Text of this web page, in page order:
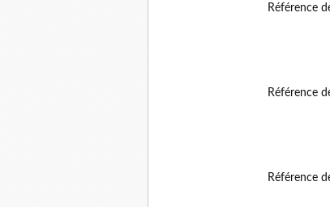
Référence
Référence
Référence